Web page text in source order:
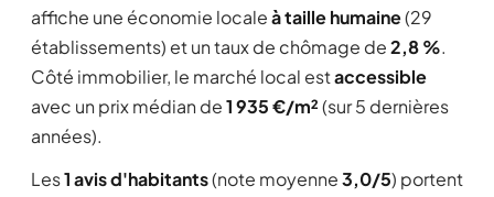
affiche une économie localeà taille humaine(29
établissements) et un taux de chômage de2,8 %.
Côté immobilier, le marché local estaccessible
avec un prix médian de1 935 €/m²(sur 5 dernières
années).
Les1 avis d'habitants(note moyenne3,0/5) portent